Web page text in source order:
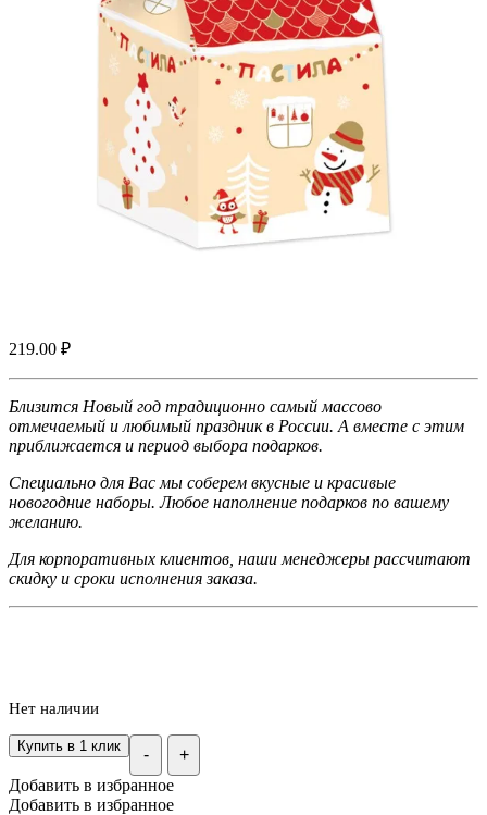
219.00 ₽
Близится Новый год традиционно самый массово
отмечаемый и любимый праздник в России. А вместе с этим
приближается и период выбора подарков.
Специально для Вас мы соберем вкусные и красивые
новогодние наборы. Любое наполнение подарков по вашему
желанию.
Для корпоративных клиентов, наши менеджеры рассчитают
скидку и сроки исполнения заказа.
Нет наличии
- +
Купить в 1 клик
Добавить в избранное
Добавить в избранное